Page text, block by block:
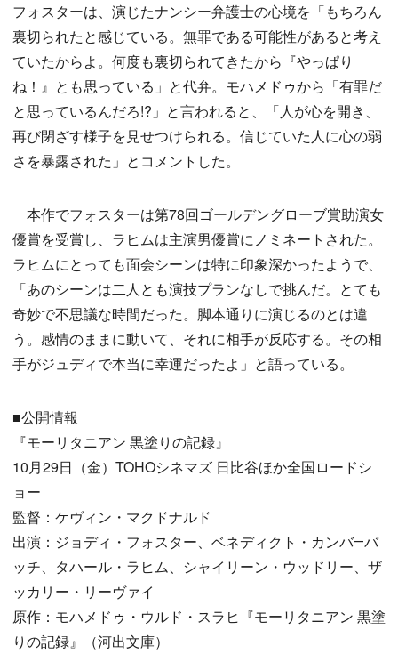
フォスターは、演じたナンシー弁護士の心境を「もちろん
裏切られたと感じている。無罪である可能性があると考え
ていたからよ。何度も裏切られてきたから『やっぱり
ね！』とも思っている」と代弁。モハメドゥから「有罪だ
と思っているんだろ!?」と言われると、「人が心を開き、
再び閉ざす様子を見せつけられる。信じていた人に心の弱
さを暴露された」とコメントした。
本作でフォスターは第78回ゴールデングローブ賞助演女
優賞を受賞し、ラヒムは主演男優賞にノミネートされた。
ラヒムにとっても面会シーンは特に印象深かったようで、
「あのシーンは二人とも演技プランなしで挑んだ。とても
奇妙で不思議な時間だった。脚本通りに演じるのとは違
う。感情のままに動いて、それに相手が反応する。その相
手がジュディで本当に幸運だったよ」と語っている。
■公開情報
『モーリタニアン 黒塗りの記録』
10月29日（金）TOHOシネマズ 日比谷ほか全国ロードシ
ョー
監督：ケヴィン・マクドナルド
出演：ジョディ・フォスター、ベネディクト・カンバ―バ
ッチ、タハール・ラヒム、シャイリーン・ウッドリー、ザ
ッカリー・リーヴァイ
原作：モハメドゥ・ウルド・スラヒ『モーリタニアン 黒塗
りの記録』（河出文庫）